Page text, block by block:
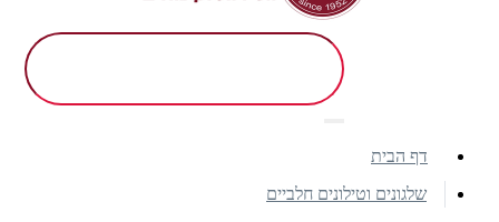
דף הבית
שלגונים וטילונים חלביים